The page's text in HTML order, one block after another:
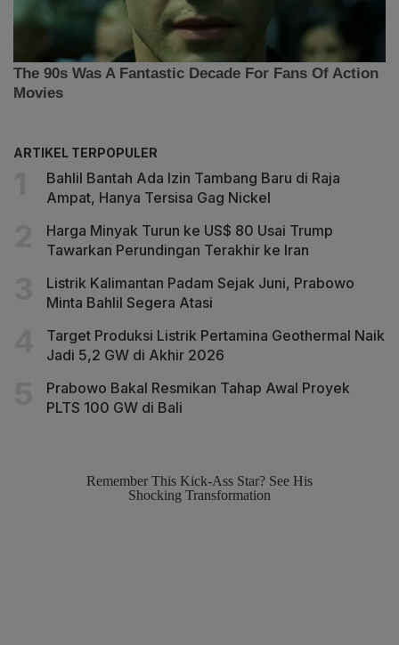
ARTIKEL TERPOPULER
Bahlil Bantah Ada Izin Tambang Baru di Raja
Ampat, Hanya Tersisa Gag Nickel
Harga Minyak Turun ke US$ 80 Usai Trump
Tawarkan Perundingan Terakhir ke Iran
Listrik Kalimantan Padam Sejak Juni, Prabowo
Minta Bahlil Segera Atasi
Target Produksi Listrik Pertamina Geothermal Naik
Jadi 5,2 GW di Akhir 2026
Prabowo Bakal Resmikan Tahap Awal Proyek
PLTS 100 GW di Bali